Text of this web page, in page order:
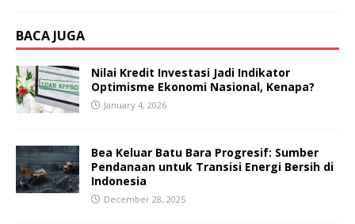
BACA JUGA
Nilai Kredit Investasi Jadi Indikator
Optimisme Ekonomi Nasional, Kenapa?
January 4, 2026
Bea Keluar Batu Bara Progresif: Sumber
Pendanaan untuk Transisi Energi Bersih di
Indonesia
December 28, 2025